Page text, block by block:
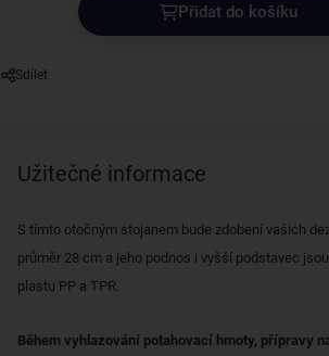
Přidat do košíku
Sdílet
Užitečné informace
S tímto otočným stojanem bude zdobení vašich
průměr 28 cm a jeho podnos i vyšší podstavec
plastu PP a TPR.
Během vyhlazování potahovací hmoty, přípravy